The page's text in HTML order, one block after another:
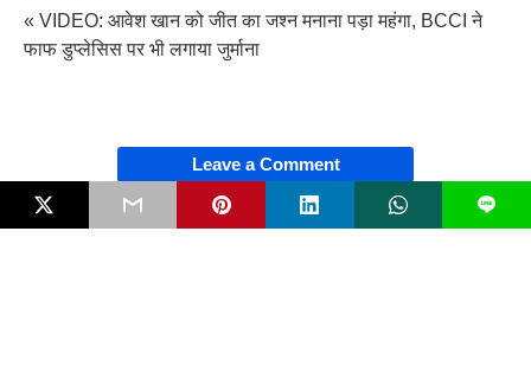
« VIDEO: आवेश खान को जीत का जश्न मनाना पड़ा महंगा, BCCI ने
फाफ डुप्लेसिस पर भी लगाया जुर्माना
Leave a Comment
L